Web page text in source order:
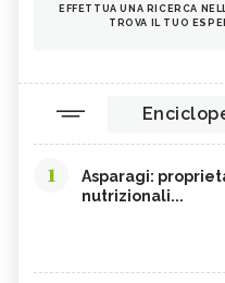
EFFETTUA UNA RICERCA
TROVA IL TUO
1
Asparagi:
nutrizionali...